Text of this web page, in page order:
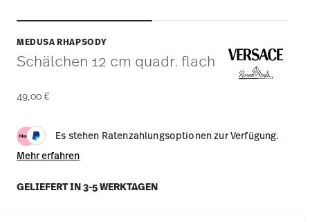
MEDUSA RHAPSODY
Schälchen 12 cm quadr. flach
49,00 €
Es stehen Ratenzahlungsoptionen zur Verfügung.
Mehr erfahren
GELIEFERT IN 3-5 WERKTAGEN